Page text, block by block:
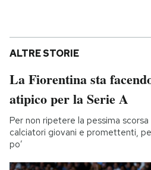
ALTRE STORIE
La Fiorentina sta
atipico per la Serie A
Per non ripetere la pessima
calciatori giovani e promettenti,
po’